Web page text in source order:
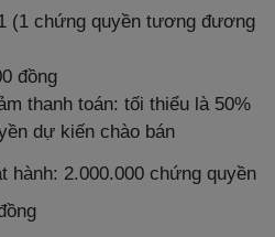
(1 chứng quyền tương đương
đồng
thanh toán: tối thiểu là 50%
dự kiến chào bán
hành: 2.000.000 chứng quyền